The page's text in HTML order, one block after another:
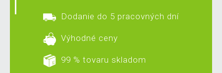
Dodanie do 5 pracovných dní
Výhodné ceny
99 % tovaru skladom